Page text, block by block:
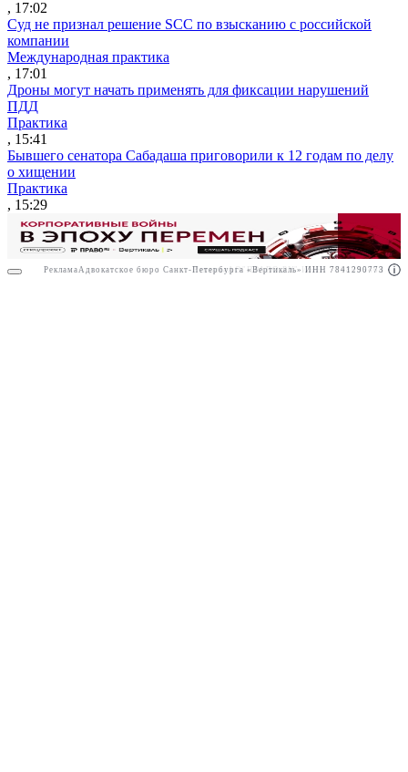
РекламаАО"ПРАВО.РУ" ИНН: 7708095468
, 17:02
Суд не признал решение SCC по взысканию с российской
компании
Международная практика
, 17:01
Дроны могут начать применять для фиксации нарушений
ПДД
Практика
, 15:41
Бывшего сенатора Сабадаша приговорили к 12 годам по делу
о хищении
Практика
, 15:29
Реклама Адвокатское бюро Санкт-Петербурга «Вертикаль» ИНН 7841290773